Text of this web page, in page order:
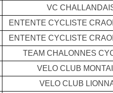
VC
ENTENTE CYCLISTE
ENTENTE CYCLISTE
TEAM CHALONNES
VELO CLUB
VELO CLUB